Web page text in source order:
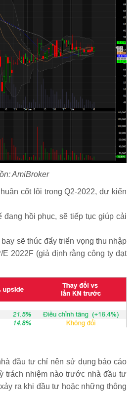
AmiBroker
cốt lõi trong Q2-2022, dự kiến
hồi phục, sẽ tiếp tục giúp cải
sẽ thúc đẩy triển vọng thu nhập
2022F (giả định rằng công ty đạt
đầu tư chỉ nên sử dụng báo cáo
trách nhiệm nào trước nhà đầu tư
ra khi đầu tư hoặc những thông